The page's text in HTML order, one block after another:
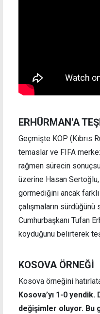
ERHÜRMAN'A
Geçmişte KOP (Kıbrıs
temaslar ve FIFA
rağmen sürecin
üzerine Hasan
görmediğini ancak
çalışmaların
Cumhurbaşkanı Tufan
koyduğunu belirterek
KOSOVA ÖRNEĞİ
Kosova örneğini
Kosova’yı 1-0
değişimler oluyor. Bu